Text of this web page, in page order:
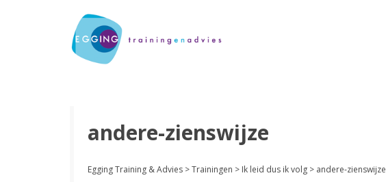
andere-zienswijze
Egging Training & Advies >Trainingen > Ik leid dus ik volg > andere-zienswijze